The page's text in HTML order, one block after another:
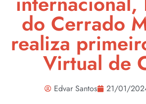
do Cerrado
realiza
Virtual de
Edvar Santos 21/01/